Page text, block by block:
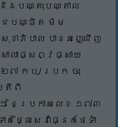
បណ្តុះបណ្តាល
ជបណ្ឌិត ម៉ម
ភិបាល បានអញ្ជើញ
លាផ្សព្វផ្សាយ
៧ កប/ប្រក ចុះ
តីពី
ៃប្រកាសលេខ ១៧៣
ៃសេវាផ្នែកថែទាំ